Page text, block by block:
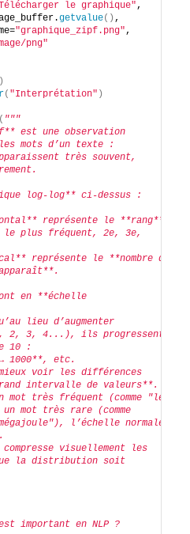
le graphique",
getvalue() ,
"graphique_zipf.png",
png"
( "Interprétation" )
"""
est une observation
mots d’un texte :
très souvent,
log-log** ci-dessus :
représente le **rang**
le plus fréquent, 2e, 3e,
représente le **nombre de
en **échelle
lieu d’augmenter
2, 3, 4...), ils progressent
10 :
1000**, etc.
voir les différences
intervalle de valeurs**.
mot très fréquent (comme "le",
mot très rare (comme
l’échelle normale
visuellement les
la distribution soit
important en NLP ?